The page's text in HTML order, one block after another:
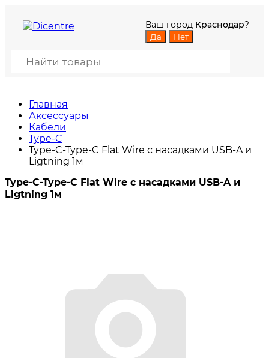
Ваш город Краснодар?
Главная
Аксессуары
Кабели
Type-C
Type-C-Type-C Flat Wire c насадками USB-A и
Ligtning 1м
Type-C-Type-C Flat Wire c насадками USB-A и
Ligtning 1м